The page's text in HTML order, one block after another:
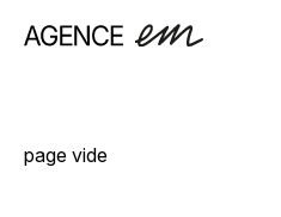
page vide